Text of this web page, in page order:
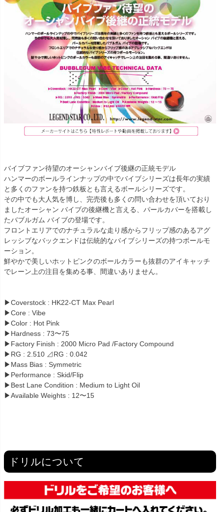
バイブファン待望のオーシャンバイブ後継の正統モデル
ハンマーのボールラインナップの中でバイブシリーズは長年の実績
と多くのファンを持つ鉄板とも言えるボールシリーズです。
その中でも大人気を博し、完売後も多くの問い合わせを頂いており
ましたオーシャン バイブの後継機と言える、パールカバーを搭載し
たバブルガム バイブの登場です。
フロントエリアでのナチュラルな走り感からフリップ感のあるアグ
レッシブなバックエンドは伝統的なバイブシリーズの持つボールモ
ーション。
鮮やかで美しいホットピンクのボールカラーも抜群のアイキャッチ
でレーン上の注目を集める事、間違いありません。
▶Coverstock : HK22-CT Max Pearl
▶Core : Vibe
▶Color : Hot Pink
▶Hardness : 73〜75
▶Factory Finish : 2000 Micro Pad /Factory Compound
▶RG : 2.510 ⊿RG : 0.042
▶Mass Bias : Symmetric
▶Performance : Skid/Flip
▶Best Lane Condition : Medium to Light Oil
▶Available Weights : 12〜15
ドリルについて